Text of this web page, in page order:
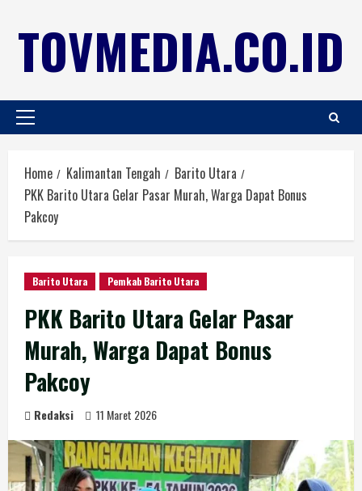
TOVMEDIA.CO.ID
Home Kalimantan Tengah
Barito Utara
PKK Barito Utara Gelar Pasar Murah, Warga Dapat Bonus
Pakcoy
Barito Utara Pemkab Barito Utara
PKK Barito Utara Gelar Pasar
Murah, Warga Dapat Bonus
Pakcoy
Redaksi 11 Maret 2026